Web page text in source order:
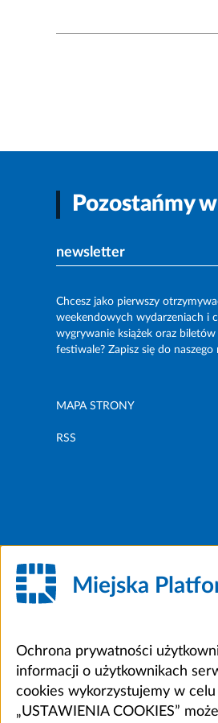
Pozostańmy
newsletter
Chcesz jako pierwszy
weekendowych wydarzeniach i
wygrywanie książek oraz
festiwale? Zapisz się do naszego
MAPA STRONY
RSS
Miejska
Ochrona prywatności
informacji o użytkownikach
cookies wykorzystujemy w
„USTAWIENIA COOKIES”